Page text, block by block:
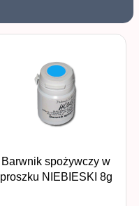
Barwnik spożywczy w
proszku NIEBIESKI 8g